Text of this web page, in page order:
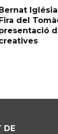
Bernat
Fira del
DE